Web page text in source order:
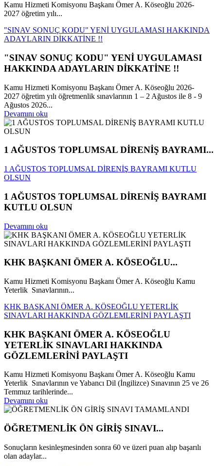
Kamu Hizmeti Komisyonu Başkanı Ömer A. Köseoğlu 2026-
2027 öğretim yılı...
"SINAV SONUÇ KODU" YENİ UYGULAMASI HAKKINDA
ADAYLARIN DİKKATİNE !!
"SINAV SONUÇ KODU" YENİ UYGULAMASI
HAKKINDA ADAYLARIN DİKKATİNE !!
Kamu Hizmeti Komisyonu Başkanı Ömer A. Köseoğlu 2026-
2027 öğretim yılı öğretmenlik sınavlarının 1 – 2 Ağustos ile 8 - 9
Ağustos 2026...
Devamını oku
1 AĞUSTOS TOPLUMSAL DİRENİŞ BAYRAMI...
1 AĞUSTOS TOPLUMSAL DİRENİŞ BAYRAMI KUTLU
OLSUN
1 AĞUSTOS TOPLUMSAL DİRENİŞ BAYRAMI
KUTLU OLSUN
Devamını oku
KHK BAŞKANI ÖMER A. KÖSEOĞLU...
Kamu Hizmeti Komisyonu Başkanı Ömer A. Köseoğlu Kamu
Yeterlik Sınavlarının...
KHK BAŞKANI ÖMER A. KÖSEOĞLU YETERLİK
SINAVLARI HAKKINDA GÖZLEMLERİNİ PAYLAŞTI
KHK BAŞKANI ÖMER A. KÖSEOĞLU
YETERLİK SINAVLARI HAKKINDA
GÖZLEMLERİNİ PAYLAŞTI
Kamu Hizmeti Komisyonu Başkanı Ömer A. Köseoğlu Kamu
Yeterlik Sınavlarının ve Yabancı Dil (İngilizce) Sınavının 25 ve 26
Temmuz tarihlerinde...
Devamını oku
ÖĞRETMENLİK ÖN GİRİŞ SINAVI...
Sonuçların kesinleşmesinden sonra 60 ve üzeri puan alıp başarılı
olan adaylar...